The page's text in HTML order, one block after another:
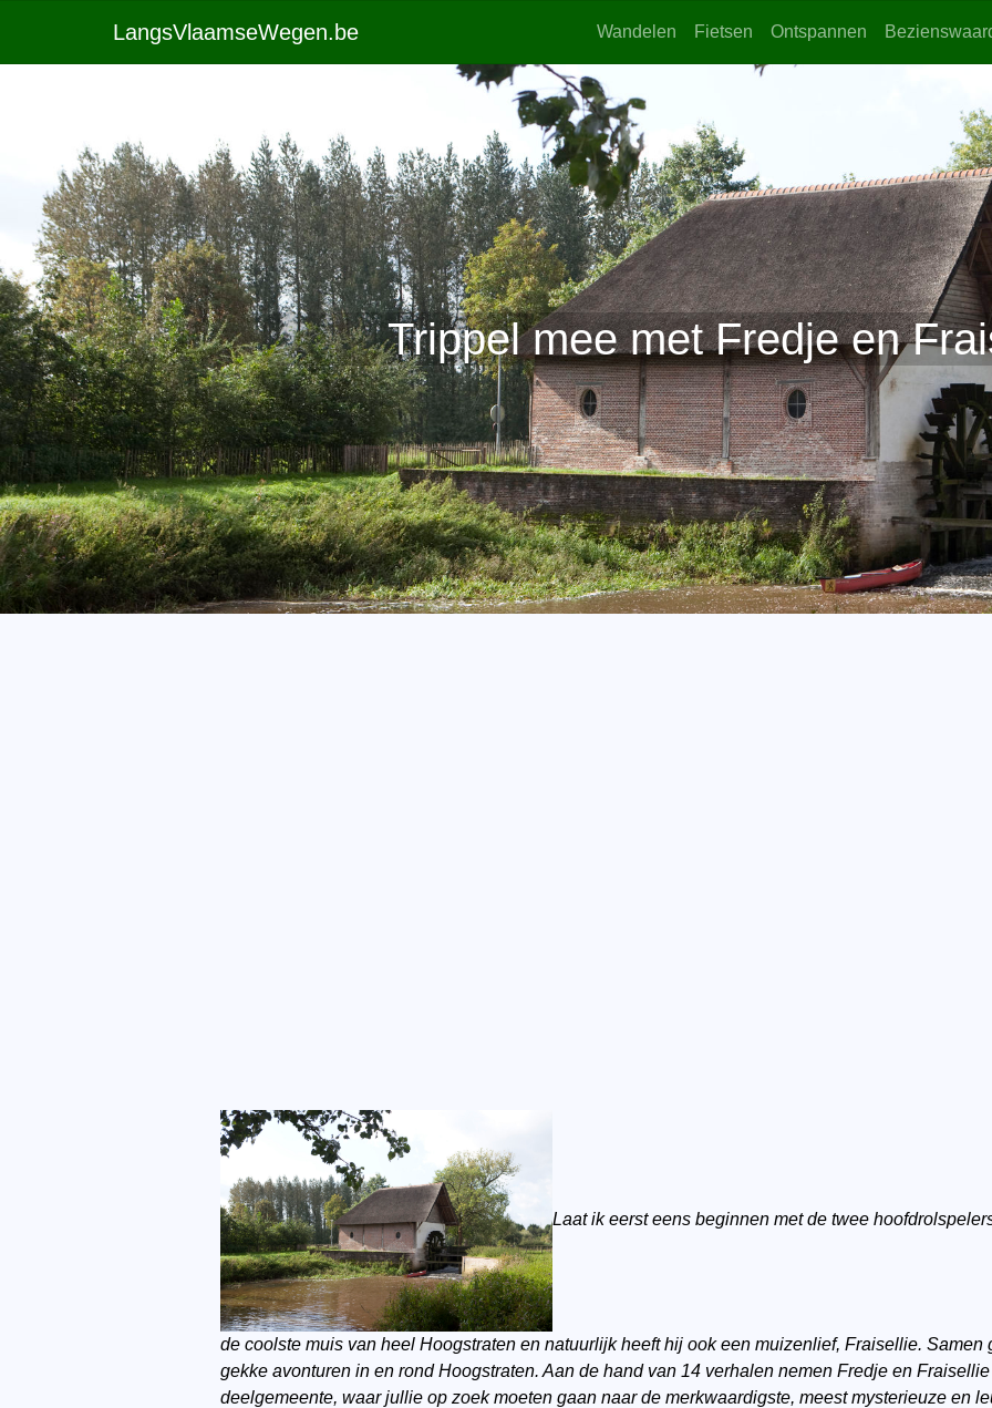
LangsVlaamseWegen.be Wandelen Fietsen Ontspannen
Trippel mee met Fredje en
Laat ik eerst eens beginnen met de twee
de coolste muis van heel Hoogstraten en natuurlijk heeft hij ook een muizenlief, Fraisellie. Samen
gekke avonturen in en rond Hoogstraten. Aan de hand van 14 verhalen nemen Fredje en
deelgemeente, waar jullie op zoek moeten gaan naar de merkwaardigste, meest mysterieuze en